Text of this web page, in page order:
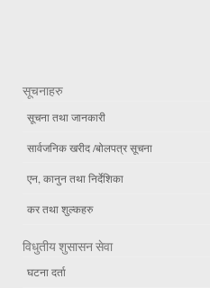
सूचनाहरु
सूचना तथा जानकारी
सार्वजनिक खरीद /बोलपत्र सूचना
एन, कानुन तथा निर्देशिका
कर तथा शुल्कहरु
विधुतीय शुसासन सेवा
घटना दर्ता